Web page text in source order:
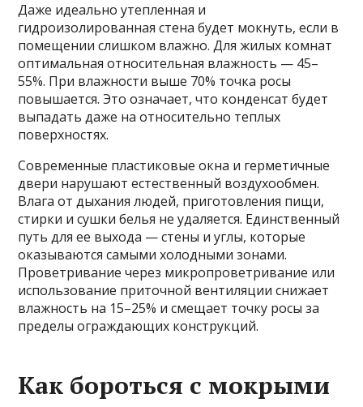
Даже идеально утепленная и
гидроизолированная стена будет мокнуть, если в
помещении слишком влажно. Для жилых комнат
оптимальная относительная влажность — 45–
55%. При влажности выше 70% точка росы
повышается. Это означает, что конденсат будет
выпадать даже на относительно теплых
поверхностях.
Современные пластиковые окна и герметичные
двери нарушают естественный воздухообмен.
Влага от дыхания людей, приготовления пищи,
стирки и сушки белья не удаляется. Единственный
путь для ее выхода — стены и углы, которые
оказываются самыми холодными зонами.
Проветривание через микропроветривание или
использование приточной вентиляции снижает
влажность на 15–25% и смещает точку росы за
пределы ограждающих конструкций.
Как бороться с мокрыми